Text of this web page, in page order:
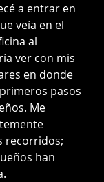
a entrar en
veía en el
al
ver con mis
en donde
pasos
Me
recorridos;
han